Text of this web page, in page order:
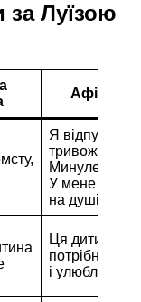
за Луїзою
Я відпускаю
тривожні
Минуле
У мене
на душі.
Ця дитина
потрібна,
і улюблена.